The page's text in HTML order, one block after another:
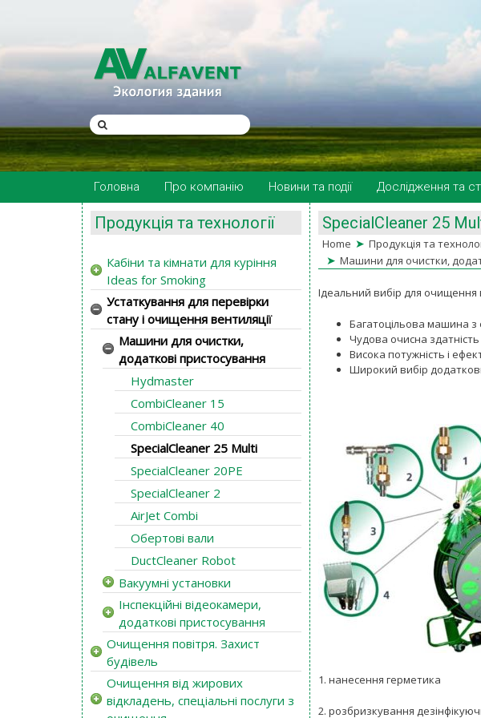
Головна Про компанію Новини та події Дослідження та
Продукція та технології
Кабіни та кімнати для куріння
Ideas for Smoking
Устаткування для перевірки
стану і очищення вентиляції
Машини для очистки,
додаткові пристосування
Hydmaster
CombiCleaner 15
CombiCleaner 40
SpecialCleaner 25 Multi
SpecialCleaner 20PE
SpecialCleaner 2
AirJet Combi
Обертові вали
DuctCleaner Robot
Вакуумні установки
Інспекційні відеокамери,
додаткові пристосування
Очищення повітря. Захист
будівель
Очищення від жирових
відкладень, спеціальні послуги з
SpecialCleaner 25
Home ➤ Продукція та
➤ Машини для очистки,
Ідеальний вибір для очищення
Багатоцільова машина
Чудова очисна
Висока потужність і
Широкий вибір
1. нанесення герметика
2. розбризкування